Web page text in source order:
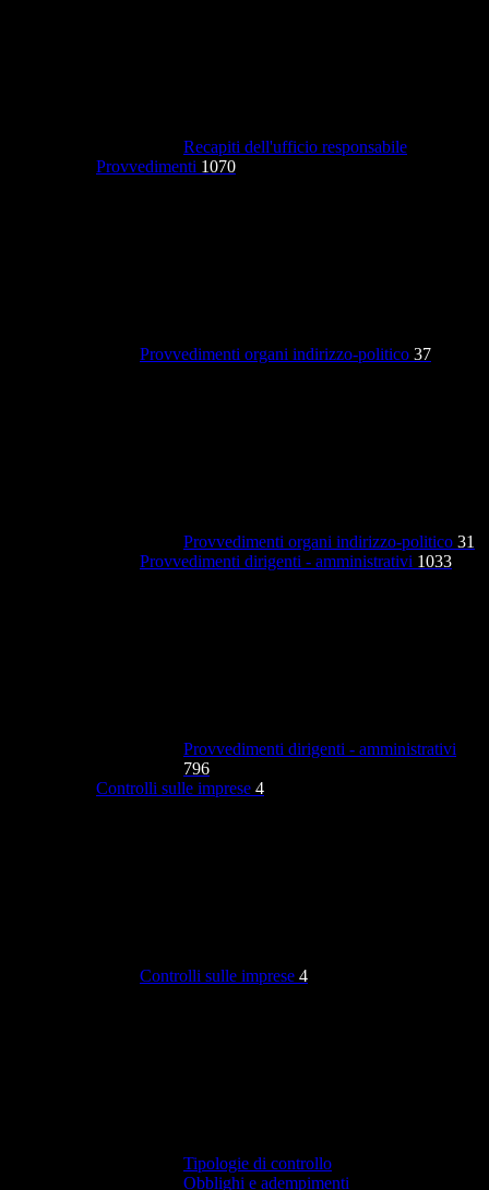
Recapiti dell'ufficio responsabile
Provvedimenti 1070
Provvedimenti organi indirizzo-politico 37
Provvedimenti organi indirizzo-politico 31
Provvedimenti dirigenti - amministrativi 1033
Provvedimenti dirigenti - amministrativi
796
Controlli sulle imprese 4
Controlli sulle imprese 4
Tipologie di controllo
Obblighi e adempimenti